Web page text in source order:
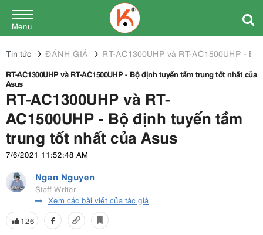
Menu
Tin tức ĐÁNH GIÁ
RT-AC1300UHP và RT-AC1500UHP -
RT-AC1300UHP và RT-AC1500UHP - Bộ định tuyến tầm trung tốt nhất của
Asus
RT-AC1300UHP và RT-
AC1500UHP - Bộ định tuyến tầm
trung tốt nhất của Asus
7/6/2021 11:52:48 AM
Ngan Nguyen
Staff Writer
Xem các bài viết của tác giả
126